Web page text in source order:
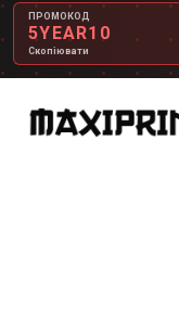
ПРОМОКОД
5YEAR10
Скопіювати